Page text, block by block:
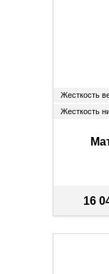
Жесткость
Жесткость
16